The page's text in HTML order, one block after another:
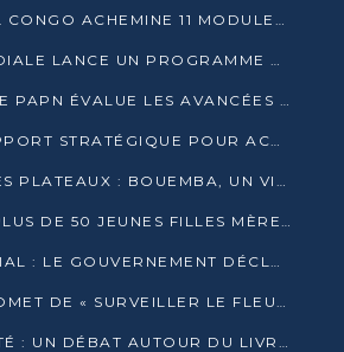
LOGISTIQUE : AGL CONGO ACHEMINE 11 MODULES GÉANTS JUSQU’À BRAZZAVILLE
LA BANQUE MONDIALE LANCE UN PROGRAMME DE 394 MILLIONS DE DOLLARS POUR LE BASSIN DU CONGO
POINTE-NOIRE : LE PAPN ÉVALUE LES AVANCÉES DU MÔLE EST
ÉNERGIE : UN RAPPORT STRATÉGIQUE POUR ACCÉLÉRER LA TRANSITION AU CONGO
DÉPARTEMENT DES PLATEAUX : BOUEMBA, UN VIVIER ÉCONOMIQUE PRÊT À EXPLOSER
GOMA TSÉ-TSÉ : PLUS DE 50 JEUNES FILLES MÈRES SENSIBILISÉES À LA SANTÉ SEXUELLE
QUALIF AU MONDIAL : LE GOUVERNEMENT DÉCLARE LA JOURNÉE DU 1ER AVRIL 2026 CHÔMÉE ET PAYÉE
BRAZZAVILLE PROMET DE « SURVEILLER LE FLEUVE » APRÈS LA QUALIFICATION DE LA RDC AU MONDIAL
MÉDIAS ET ÉGALITÉ : UN DÉBAT AUTOUR DU LIVRE « CES FEMMES QUI REPRENNENT LE POUVOIR SUR LEUR VIE »